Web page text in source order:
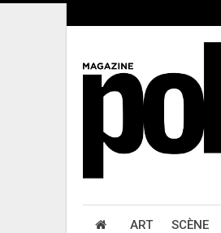
ART SCÈNE